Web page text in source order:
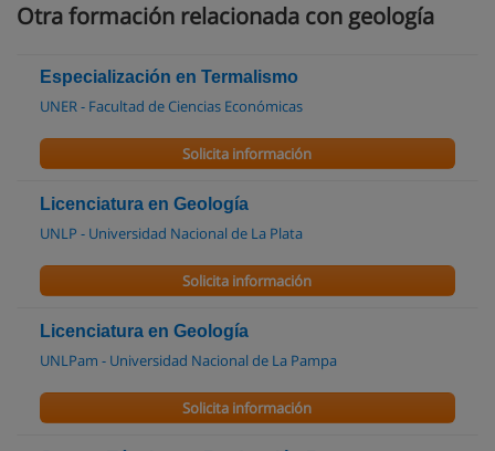
Otra formación relacionada con geología
Especialización en Termalismo
UNER - Facultad de Ciencias Económicas
Solicita información
Licenciatura en Geología
UNLP - Universidad Nacional de La Plata
Solicita información
Licenciatura en Geología
UNLPam - Universidad Nacional de La Pampa
Solicita información